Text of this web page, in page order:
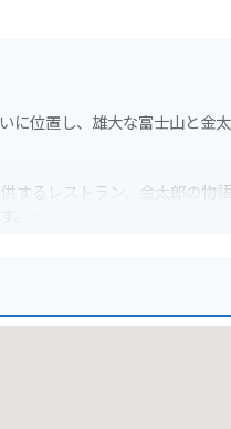
に位置し、雄大な富士山と金
するレストラン、金太郎の物